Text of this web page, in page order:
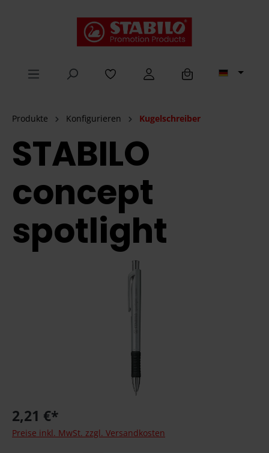
Produkte Konfigurieren Kugelschreiber
STABILO
concept
spotlight
2,21 €*
Preise inkl. MwSt. zzgl. Versandkosten